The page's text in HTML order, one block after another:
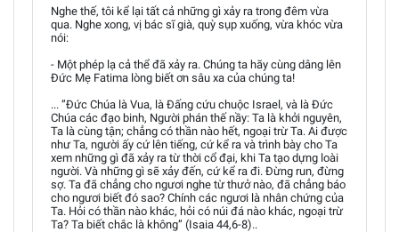
Nghe thế, tôi kể lại tất cả những gì xảy ra trong đêm vừa
qua. Nghe xong, vị bác sĩ già, quỳ sụp xuống, vừa khóc vừa
nói:
- Một phép lạ cả thể đã xảy ra. Chúng ta hãy cùng dâng lên
Đức Mẹ Fatima lòng biết ơn sâu xa của chúng ta!
... ”Đức Chúa là Vua, là Đấng cứu chuộc Israel, và là Đức
Chúa các đạo binh, Người phán thế nầy: Ta là khởi nguyên,
Ta là cùng tận; chẳng có thần nào hết, ngoại trừ Ta. Ai được
như Ta, người ấy cứ lên tiếng, cứ kể ra và trình bày cho Ta
xem những gì đã xảy ra từ thời cổ đại, khi Ta tạo dựng loài
người. Và những gì sẽ xảy đến, cứ kể ra đi. Đừng run, đừng
sợ. Ta đã chẳng cho ngươi nghe từ thưở nào, đã chẳng báo
cho ngươi biết đó sao? Chính các ngươi là nhân chứng của
Ta. Hỏi có thần nào khác, hỏi có núi đá nào khác, ngoại trừ
Ta? Ta biết chắc là không” (Isaia 44,6-8)..